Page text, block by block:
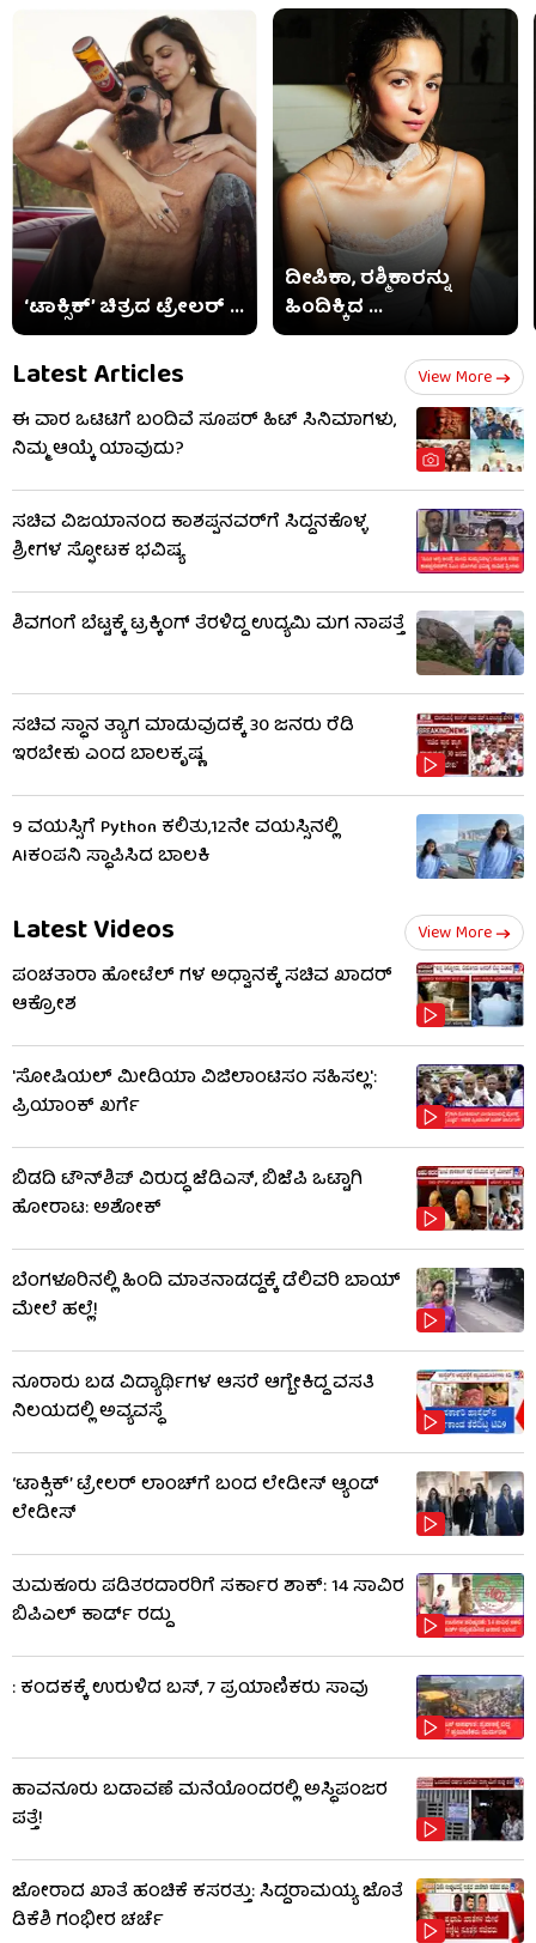
‘ಟಾಕ್ಸಿಕ್’ ಚಿತ್ರದ ಟ್ರೇಲರ್ ...
ದೀಪಿಕಾ, ರಶ್ಮಿಕಾರನ್ನು
ಹಿಂದಿಕ್ಕಿದ ...
Latest Articles View More
ಈ ವಾರ ಒಟಿಟಿಗೆ ಬಂದಿವೆ ಸೂಪರ್ ಹಿಟ್ ಸಿನಿಮಾಗಳು,
ನಿಮ್ಮ ಆಯ್ಕೆ ಯಾವುದು?
ಸಚಿವ ವಿಜಯಾನಂದ ಕಾಶಪ್ಪನವರ್‌ಗೆ ಸಿದ್ದನಕೊಳ್ಳ
ಶ್ರೀಗಳ ಸ್ಫೋಟಕ ಭವಿಷ್ಯ
ಶಿವಗಂಗೆ ಬೆಟ್ಟಕ್ಕೆ ಟ್ರಕ್ಕಿಂಗ್​ ತೆರಳಿದ್ದ ಉದ್ಯಮಿ ಮಗ ನಾಪತ್ತೆ
ಸಚಿವ ಸ್ಥಾನ ತ್ಯಾಗ ಮಾಡುವುದಕ್ಕೆ 30 ಜನರು ರೆಡಿ
ಇರಬೇಕು ಎಂದ ಬಾಲಕೃಷ್ಣ
9 ವಯಸ್ಸಿಗೆ Python ಕಲಿತು,12ನೇ ವಯಸ್ಸಿನಲ್ಲಿ
AIಕಂಪನಿ ಸ್ಥಾಪಿಸಿದ ಬಾಲಕಿ
Latest Videos View More
ಪಂಚತಾರಾ ಹೋಟೆಲ್ ಗಳ ಅಧ್ವಾನಕ್ಕೆ ಸಚಿವ ಖಾದರ್
ಆಕ್ರೋಶ
'ಸೋಷಿಯಲ್ ಮೀಡಿಯಾ ವಿಜಿಲಾಂಟಿಸಂ ಸಹಿಸಲ್ಲ':
ಪ್ರಿಯಾಂಕ್ ಖರ್ಗೆ
ಬಿಡದಿ ಟೌನ್​ಶಿಪ್ ವಿರುದ್ಧ ಜೆಡಿಎಸ್, ಬಿಜೆಪಿ ಒಟ್ಟಾಗಿ
ಹೋರಾಟ: ಅಶೋಕ್
ಬೆಂಗಳೂರಿನಲ್ಲಿ ಹಿಂದಿ ಮಾತನಾಡದ್ದಕ್ಕೆ ಡೆಲಿವರಿ ಬಾಯ್
ಮೇಲೆ ಹಲ್ಲೆ!
ನೂರಾರು ಬಡ ವಿದ್ಯಾರ್ಥಿಗಳ ಆಸರೆ ಆಗ್ಬೇಕಿದ್ದ ವಸತಿ
ನಿಲಯದಲ್ಲಿ ಅವ್ಯವಸ್ಥೆ
‘ಟಾಕ್ಸಿಕ್’ ಟ್ರೇಲರ್ ಲಾಂಚ್​ಗೆ ಬಂದ ಲೇಡೀಸ್ ಆ್ಯಂಡ್
ಲೇಡೀಸ್
ತುಮಕೂರು ಪಡಿತರದಾರರಿಗೆ ಸರ್ಕಾರ ಶಾಕ್: 14 ಸಾವಿರ
ಬಿಪಿಎಲ್ ಕಾರ್ಡ್ ರದ್ದು
: ಕಂದಕಕ್ಕೆ ಉರುಳಿದ ಬಸ್, 7 ಪ್ರಯಾಣಿಕರು ಸಾವು
ಹಾವನೂರು ಬಡಾವಣೆ ಮನೆಯೊಂದರಲ್ಲಿ ಅಸ್ಥಿಪಂಜರ
ಪತ್ತೆ!
ಜೋರಾದ ಖಾತೆ ಹಂಚಿಕೆ ಕಸರತ್ತು: ಸಿದ್ದರಾಮಯ್ಯ ಜೊತೆ
ಡಿಕೆಶಿ ಗಂಭೀರ ಚರ್ಚೆ